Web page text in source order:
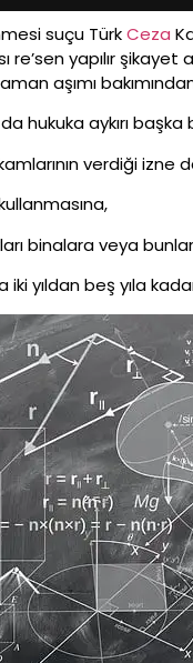
suçu TürkCeza
yapılır
aşımı
hukuka aykırı başka
verdiği
binalara veya
yıldan beş yıla